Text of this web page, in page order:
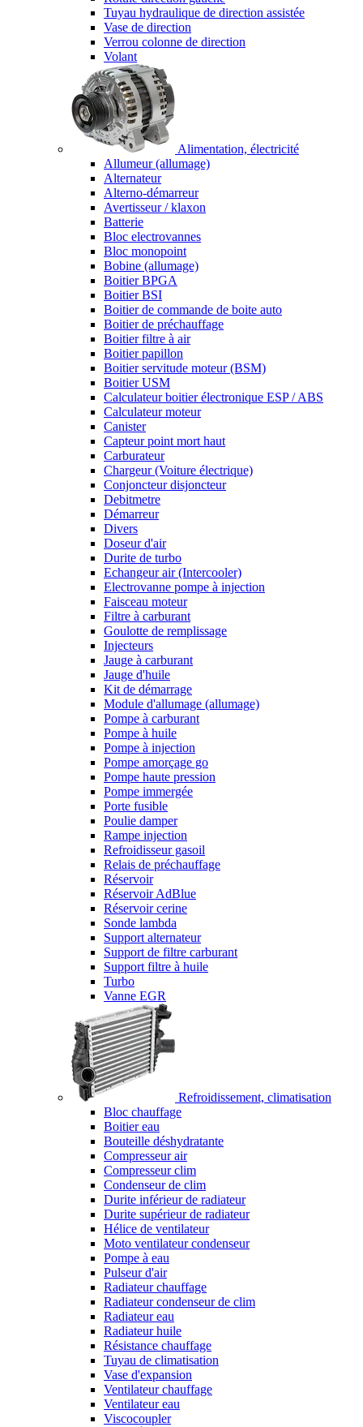
Tuyau hydraulique de direction assistée
Vase de direction
Verrou colonne de direction
Volant
Alimentation, électricité
Allumeur (allumage)
Alternateur
Alterno-démarreur
Avertisseur / klaxon
Batterie
Bloc electrovannes
Bloc monopoint
Bobine (allumage)
Boitier BPGA
Boitier BSI
Boitier de commande de boite auto
Boitier de préchauffage
Boitier filtre à air
Boitier papillon
Boitier servitude moteur (BSM)
Boitier USM
Calculateur boitier électronique ESP / ABS
Calculateur moteur
Canister
Capteur point mort haut
Carburateur
Chargeur (Voiture électrique)
Conjoncteur disjoncteur
Debitmetre
Démarreur
Divers
Doseur d'air
Durite de turbo
Echangeur air (Intercooler)
Electrovanne pompe à injection
Faisceau moteur
Filtre à carburant
Goulotte de remplissage
Injecteurs
Jauge à carburant
Jauge d'huile
Kit de démarrage
Module d'allumage (allumage)
Pompe à carburant
Pompe à huile
Pompe à injection
Pompe amorçage go
Pompe haute pression
Pompe immergée
Porte fusible
Poulie damper
Rampe injection
Refroidisseur gasoil
Relais de préchauffage
Réservoir
Réservoir AdBlue
Réservoir cerine
Sonde lambda
Support alternateur
Support de filtre carburant
Support filtre à huile
Turbo
Vanne EGR
Refroidissement, climatisation
Bloc chauffage
Boitier eau
Bouteille déshydratante
Compresseur air
Compresseur clim
Condenseur de clim
Durite inférieur de radiateur
Durite supérieur de radiateur
Hélice de ventilateur
Moto ventilateur condenseur
Pompe à eau
Pulseur d'air
Radiateur chauffage
Radiateur condenseur de clim
Radiateur eau
Radiateur huile
Résistance chauffage
Tuyau de climatisation
Vase d'expansion
Ventilateur chauffage
Ventilateur eau
Viscocoupler